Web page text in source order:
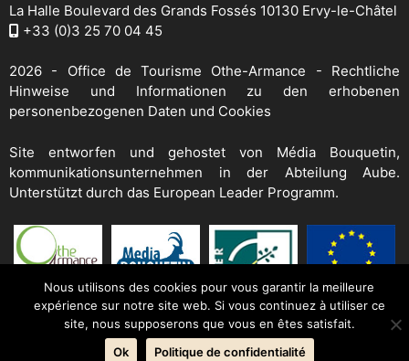
La Halle Boulevard des Grands Fossés 10130 Ervy-le-Châtel
+33 (0)3 25 70 04 45
2026 - Office de Tourisme Othe-Armance - Rechtliche
Hinweise und Informationen zu den erhobenen
personenbezogenen Daten und Cookies
Site entworfen und gehostet von Média Bouquetin,
kommunikationsunternehmen in der Abteilung Aube.
Unterstützt durch das European Leader Programm.
Nous utilisons des cookies pour vous garantir la meilleure
expérience sur notre site web. Si vous continuez à utiliser ce
site, nous supposerons que vous en êtes satisfait.
Ok
Politique de confidentialité